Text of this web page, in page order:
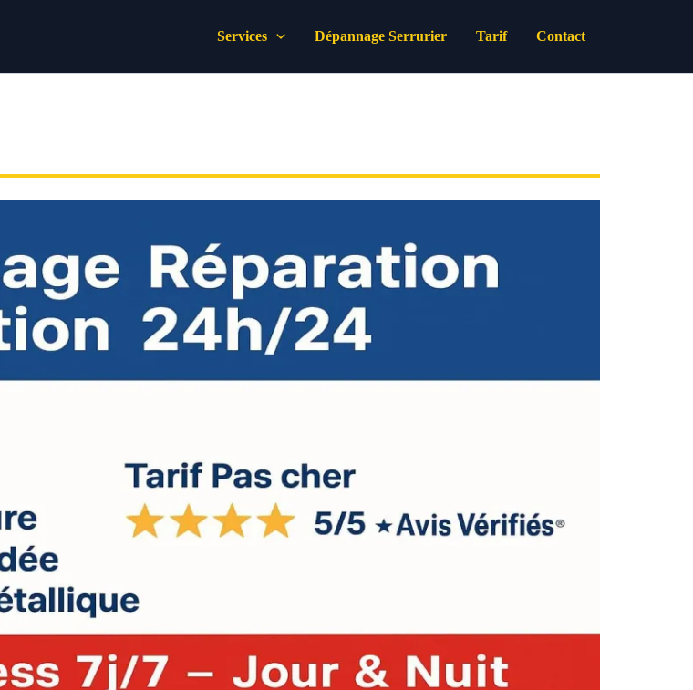
Services Dépannage Serrurier Tarif Contact